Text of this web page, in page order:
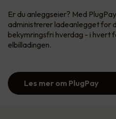
Er du anleggseier? Med
administrerer ladeanlegget for
bekymringsfri hverdag - i hvert
elbilladingen.
Les mer om PlugPay